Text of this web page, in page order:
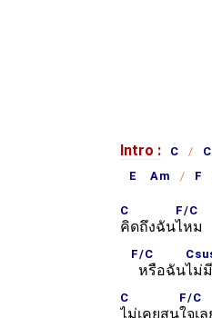
Intro : C
E Am
F
C
คิดถึงฉัน
F/C
ไหม
F/C
หรือฉันไม่
C
ไม่เคยสน
F/C
ใจเล